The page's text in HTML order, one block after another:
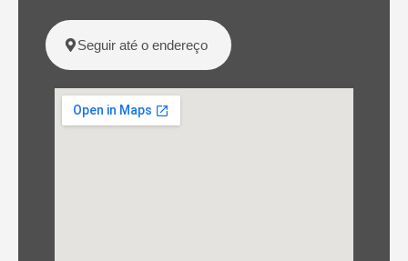
Seguir até o endereço